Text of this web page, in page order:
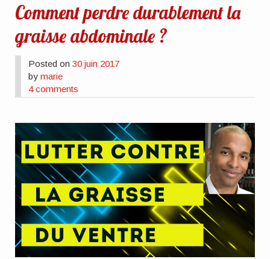
Comment perdre durablement la
graisse abdominale ?
Posted on30 juin 2017
bymarie
4 comments